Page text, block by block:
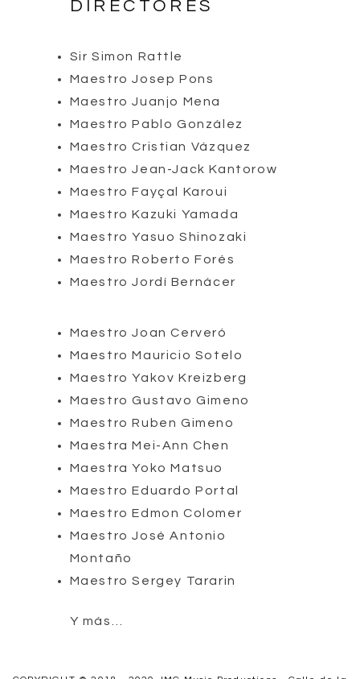
DIRECTORES
Sir Simon Rattle
Maestro Josep Pons
Maestro Juanjo Mena
Maestro Pablo González
Maestro Cristian Vázquez
Maestro Jean-Jack Kantorow
Maestro Fayçal Karoui
Maestro Kazuki Yamada
Maestro Yasuo Shinozaki
Maestro Roberto Forés
Maestro Jordí Bernácer
Maestro Joan Cerveró
Maestro Mauricio Sotelo
Maestro Yakov Kreizberg
Maestro Gustavo Gimeno
Maestro Ruben Gimeno
Maestra Mei-Ann Chen
Maestra Yoko Matsuo
Maestro Eduardo Portal
Maestro Edmon Colomer
Maestro José Antonio
Montaño
Maestro Sergey Tararin
Y más…